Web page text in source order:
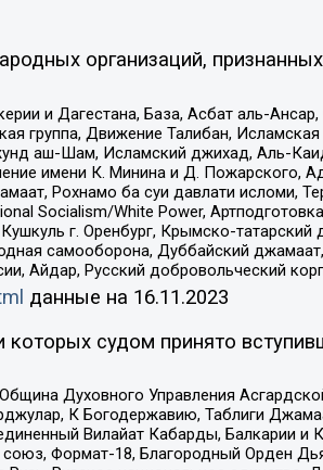
организаций, признанных
и Дагестана, База, Асбат аль-Ансар,
группа, Движение Талибан, Исламская
аш-Шам, Исламский джихад, Аль-
имени К. Минина и Д. Пожарского,
Рохнамо ба суи давлати исломи,
Socialism/White Power,
г. Оренбург, Крымско-татарский
самооборона, Дуббайский
Айдар, Русский добровольческий
данные на 16.11.2023
судом принято
Духовного Управления
К Богодержавию, Таблиги
Вилайат Кабарды, Балкарии и
Формат-18, Благородный Орден